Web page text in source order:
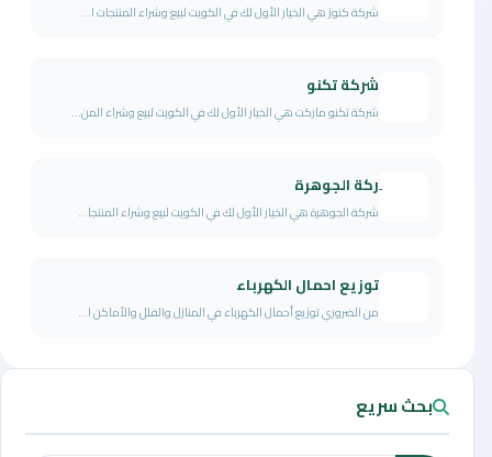
شركة كنوز هي الخيار الأول لك في الكويت لبيع وشراء المنتجات ا...
شركة تكنو
شركة تكنو ماركت هي الخيار الأول لك في الكويت لبيع وشراء المن...
ِركة الجوهرة
شركة الجوهرة هي الخيار الأول لك في الكويت لبيع وشراء المنتجا...
توزيع احمال الكهرباء
من الضروري توزيع أحمال الكهرباء في المنازل والفلل والأماكن ا...
بحث سريع